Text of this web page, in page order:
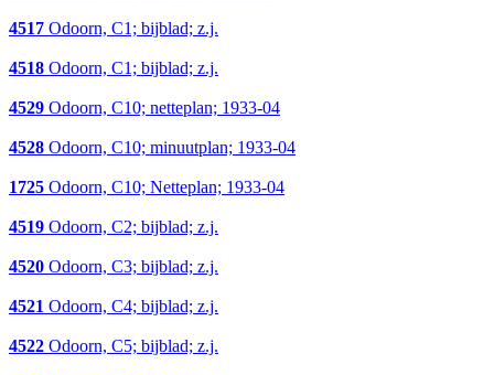
4517 Odoorn, C1; bijblad; z.j.
4518 Odoorn, C1; bijblad; z.j.
4529 Odoorn, C10; netteplan; 1933-04
4528 Odoorn, C10; minuutplan; 1933-04
1725 Odoorn, C10; Netteplan; 1933-04
4519 Odoorn, C2; bijblad; z.j.
4520 Odoorn, C3; bijblad; z.j.
4521 Odoorn, C4; bijblad; z.j.
4522 Odoorn, C5; bijblad; z.j.